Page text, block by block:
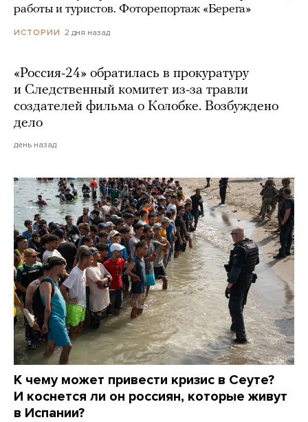
работы и туристов. Фоторепортаж «Берега»
ИСТОРИИ 2 дня назад
«Россия-24» обратилась в прокуратуру
и Следственный комитет из-за травли
создателей фильма о Колобке. Возбуждено
дело
день назад
К чему может привести кризис в Сеуте?
И коснется ли он россиян, которые живут
в Испании?